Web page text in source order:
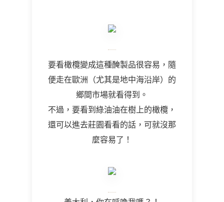
要看橄欖變成這種醃製品很容易，隨
便走在歐洲（尤其是地中海沿岸）的
鄉間市場就看得到。
不過，要看到綠油油在樹上的橄欖，
還可以進去莊園看看的話，可就沒那
麼容易了！